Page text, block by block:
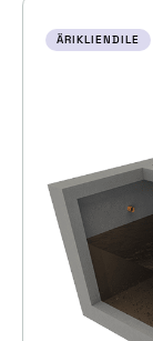
ÄRIKLIENDILE